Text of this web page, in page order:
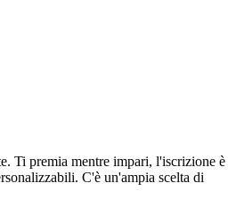
Ti premia mentre impari, l'iscrizione è
C'è un'ampia scelta di